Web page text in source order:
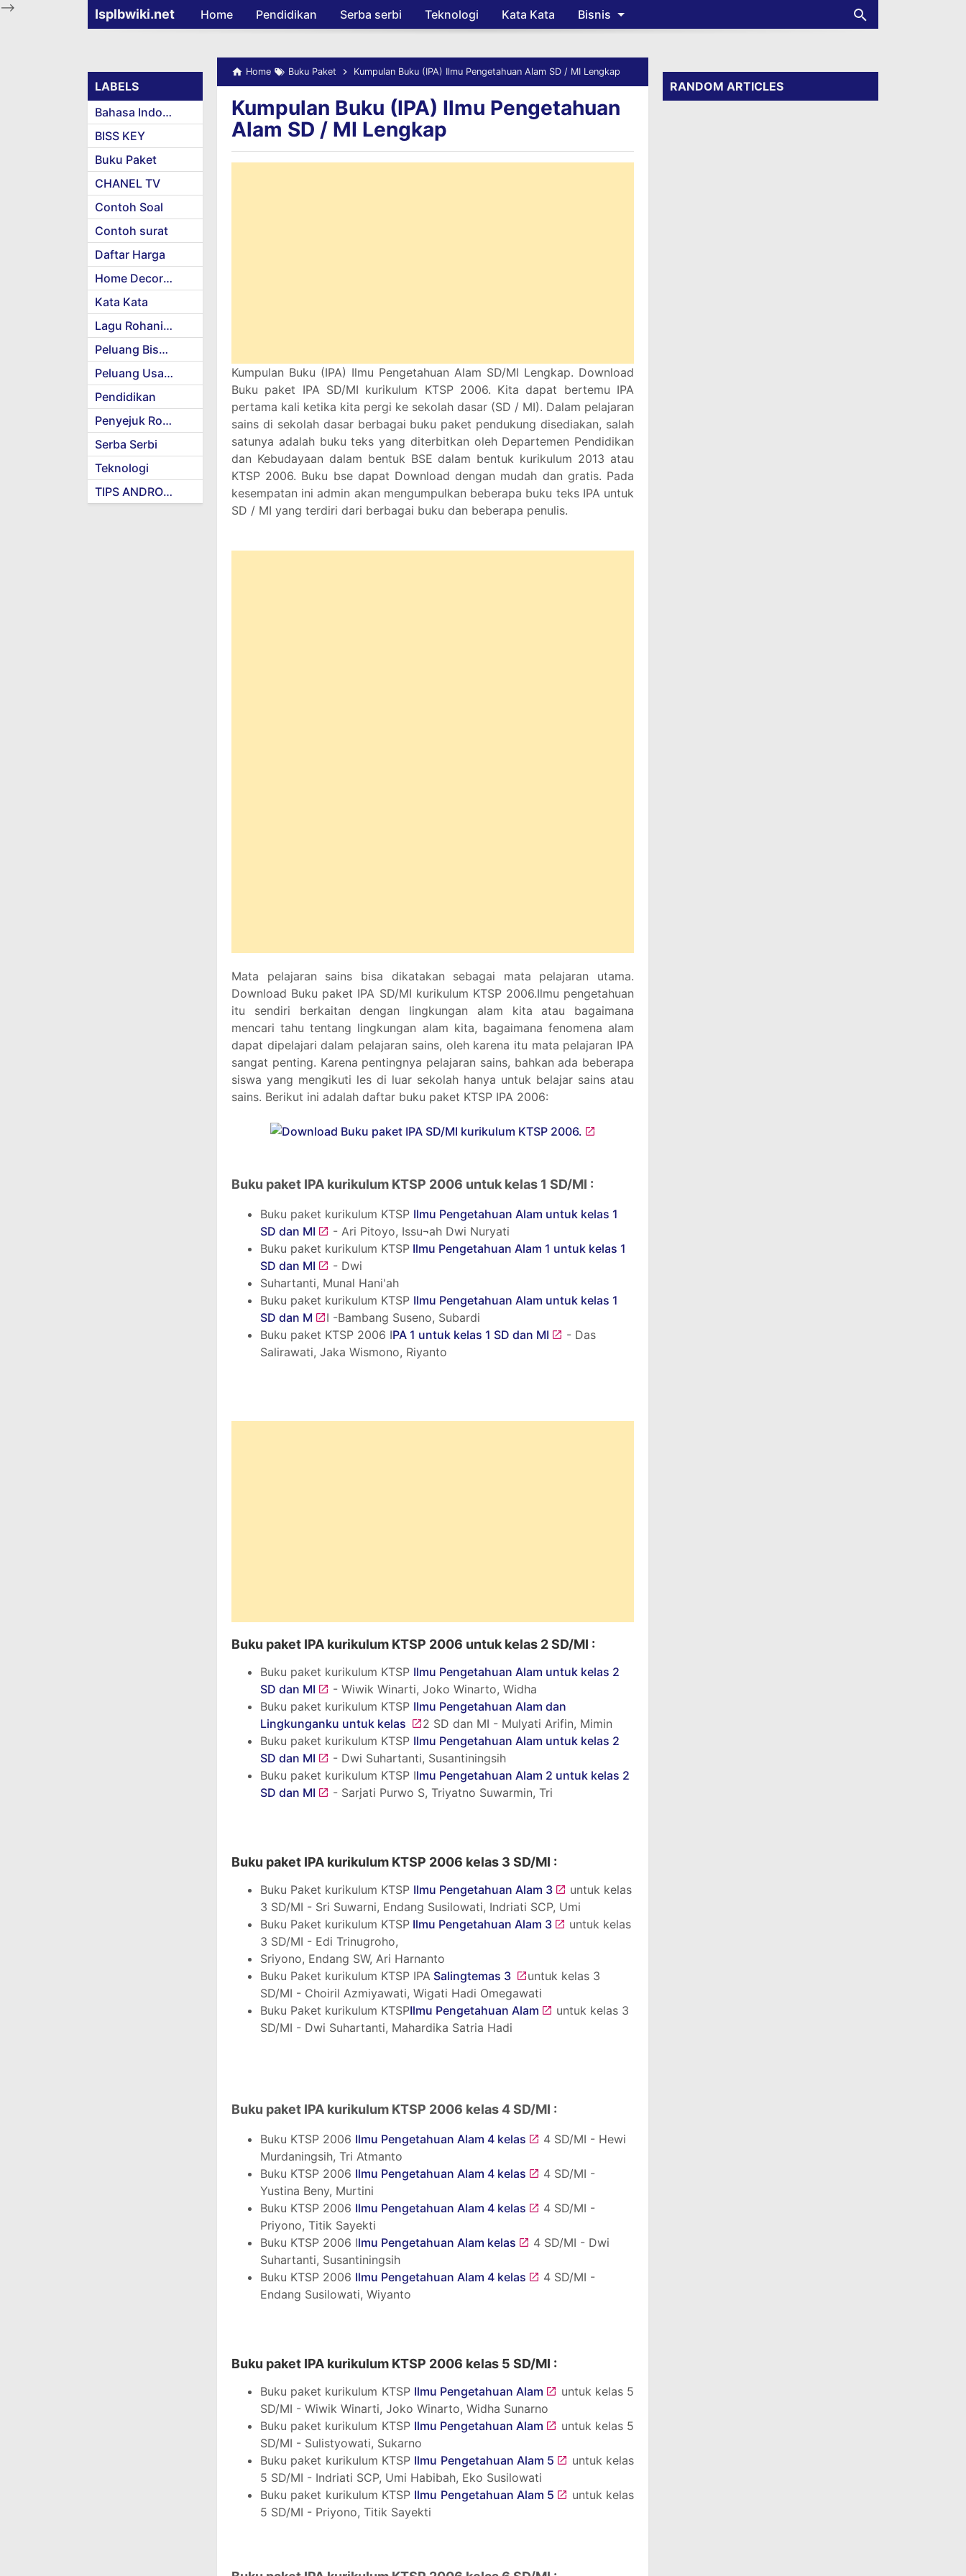
-->
Skip to main content
Isplbwiki.net Home Pendidikan Serba serbi Teknologi Kata Kata Bisnis
Home Buku Paket Kumpulan Buku (IPA) Ilmu Pengetahuan Alam SD / MI Lengkap
Kumpulan Buku (IPA) Ilmu Pengetahuan
Alam SD / MI Lengkap
Kumpulan Buku (IPA) Ilmu Pengetahuan Alam SD/MI Lengkap. Download
Buku paket IPA SD/MI kurikulum KTSP 2006. Kita dapat bertemu IPA
pertama kali ketika kita pergi ke sekolah dasar (SD / MI). Dalam pelajaran
sains di sekolah dasar berbagai buku paket pendukung disediakan, salah
satunya adalah buku teks yang diterbitkan oleh Departemen Pendidikan
dan Kebudayaan dalam bentuk BSE dalam bentuk kurikulum 2013 atau
KTSP 2006. Buku bse dapat Download dengan mudah dan gratis. Pada
kesempatan ini admin akan mengumpulkan beberapa buku teks IPA untuk
SD / MI yang terdiri dari berbagai buku dan beberapa penulis.
Mata pelajaran sains bisa dikatakan sebagai mata pelajaran utama.
Download Buku paket IPA SD/MI kurikulum KTSP 2006.Ilmu pengetahuan
itu sendiri berkaitan dengan lingkungan alam kita atau bagaimana
mencari tahu tentang lingkungan alam kita, bagaimana fenomena alam
dapat dipelajari dalam pelajaran sains, oleh karena itu mata pelajaran IPA
sangat penting. Karena pentingnya pelajaran sains, bahkan ada beberapa
siswa yang mengikuti les di luar sekolah hanya untuk belajar sains atau
sains. Berikut ini adalah daftar buku paket KTSP IPA 2006:
Buku paket IPA kurikulum KTSP 2006 untuk kelas 1 SD/MI :
Buku paket kurikulum KTSP Ilmu Pengetahuan Alam untuk kelas 1
SD dan MI
- Ari Pitoyo, Issu¬ah Dwi Nuryati
Buku paket kurikulum KTSP Ilmu Pengetahuan Alam 1 untuk kelas 1
SD dan MI
- Dwi
Suhartanti, Munal Hani'ah
Buku paket kurikulum KTSP Ilmu Pengetahuan Alam untuk kelas 1
SD dan M
I -Bambang Suseno, Subardi
Buku paket KTSP 2006 IPA 1 untuk kelas 1 SD dan MI
- Das
Salirawati, Jaka Wismono, Riyanto
Buku paket IPA kurikulum KTSP 2006 untuk kelas 2 SD/MI :
Buku paket kurikulum KTSP Ilmu Pengetahuan Alam untuk kelas 2
SD dan MI
- Wiwik Winarti, Joko Winarto, Widha
Buku paket kurikulum KTSP Ilmu Pengetahuan Alam dan
Lingkunganku untuk kelas
2 SD dan MI - Mulyati Arifin, Mimin
Buku paket kurikulum KTSP Ilmu Pengetahuan Alam untuk kelas 2
SD dan MI
- Dwi Suhartanti, Susantiningsih
Buku paket kurikulum KTSP Ilmu Pengetahuan Alam 2 untuk kelas 2
SD dan MI
- Sarjati Purwo S, Triyatno Suwarmin, Tri
Buku paket IPA kurikulum KTSP 2006 kelas 3 SD/MI :
Buku Paket kurikulum KTSP Ilmu Pengetahuan Alam 3
untuk kelas
3 SD/MI - Sri Suwarni, Endang Susilowati, Indriati SCP, Umi
Buku Paket kurikulum KTSP Ilmu Pengetahuan Alam 3
untuk kelas
3 SD/MI - Edi Trinugroho,
Sriyono, Endang SW, Ari Harnanto
Buku Paket kurikulum KTSP IPA Salingtemas 3
untuk kelas 3
SD/MI - Choiril Azmiyawati, Wigati Hadi Omegawati
Buku Paket kurikulum KTSPIlmu Pengetahuan Alam
untuk kelas 3
SD/MI - Dwi Suhartanti, Mahardika Satria Hadi
Buku paket IPA kurikulum KTSP 2006 kelas 4 SD/MI :
Buku KTSP 2006 Ilmu Pengetahuan Alam 4 kelas
4 SD/MI - Hewi
Murdaningsih, Tri Atmanto
Buku KTSP 2006 Ilmu Pengetahuan Alam 4 kelas
4 SD/MI -
Yustina Beny, Murtini
Buku KTSP 2006 Ilmu Pengetahuan Alam 4 kelas
4 SD/MI -
Priyono, Titik Sayekti
Buku KTSP 2006 Ilmu Pengetahuan Alam kelas
4 SD/MI - Dwi
Suhartanti, Susantiningsih
Buku KTSP 2006 Ilmu Pengetahuan Alam 4 kelas
4 SD/MI -
Endang Susilowati, Wiyanto
Buku paket IPA kurikulum KTSP 2006 kelas 5 SD/MI :
Buku paket kurikulum KTSP Ilmu Pengetahuan Alam
untuk kelas 5
SD/MI - Wiwik Winarti, Joko Winarto, Widha Sunarno
Buku paket kurikulum KTSP Ilmu Pengetahuan Alam
untuk kelas 5
SD/MI - Sulistyowati, Sukarno
Buku paket kurikulum KTSP Ilmu Pengetahuan Alam 5
untuk kelas
5 SD/MI - Indriati SCP, Umi Habibah, Eko Susilowati
Buku paket kurikulum KTSP Ilmu Pengetahuan Alam 5
untuk kelas
5 SD/MI - Priyono, Titik Sayekti
LABELS
Bahasa Indonesia
BISS KEY
Buku Paket
CHANEL TV
Contoh Soal
Contoh surat
Daftar Harga
Home Decoration
Kata Kata
Lagu Rohani Kristen
Peluang Bisnis
Peluang Usaha
Pendidikan
Penyejuk Rohani
Serba Serbi
Teknologi
TIPS ANDROID
RANDOM ARTICLES